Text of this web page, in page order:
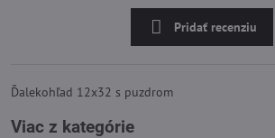
Pridať recenziu
Ďalekohľad 12x32 s puzdrom
Viac z kategórie